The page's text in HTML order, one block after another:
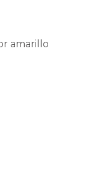
amarillo